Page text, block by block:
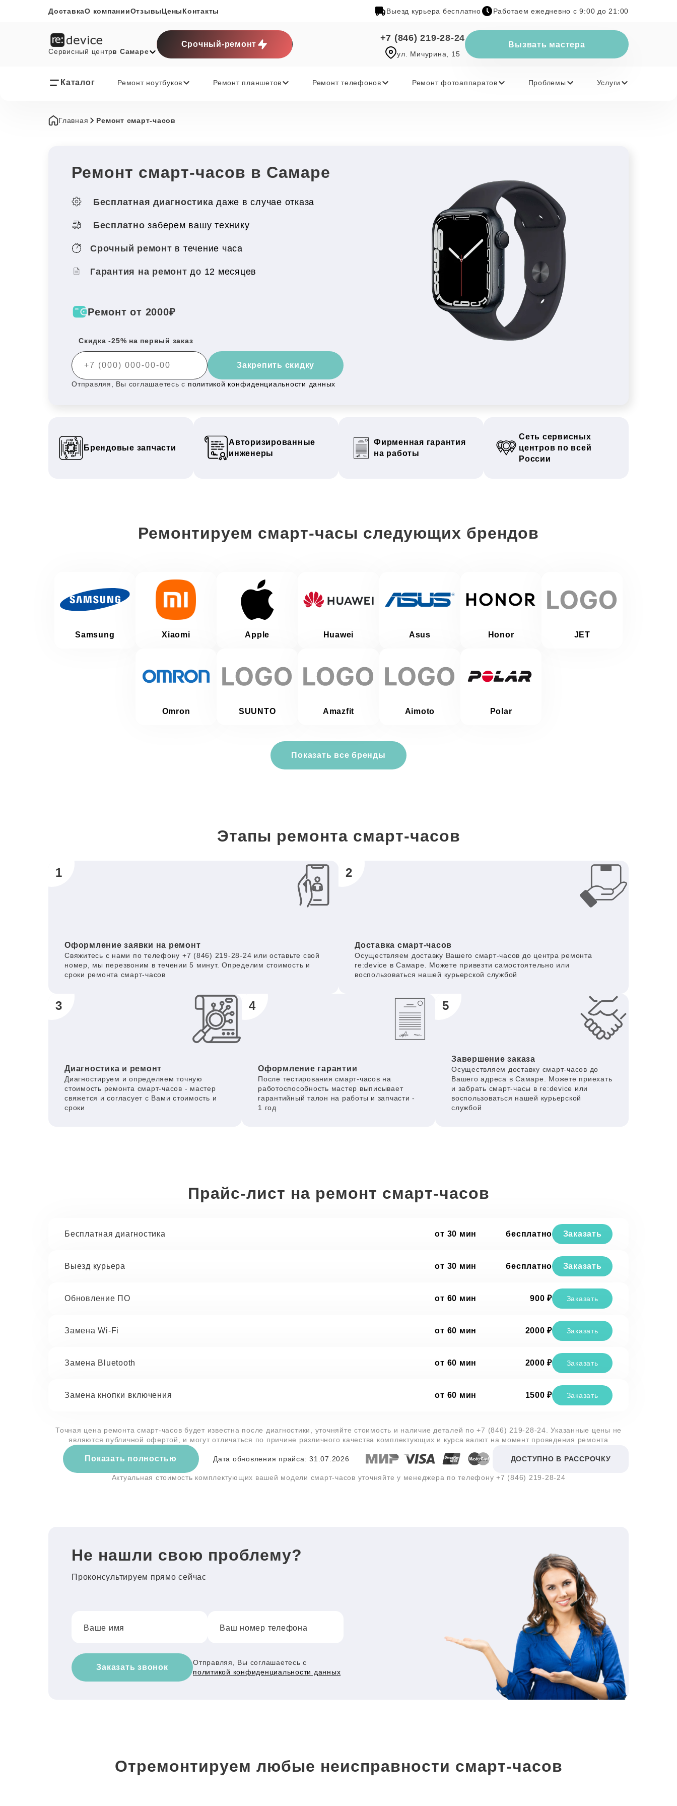
ДоставкаО компанииОтзывыЦеныКонтакты Выезд курьера бесплатно Работаем ежедневно с 9:00 до 21:00
Сервисный центрв Самаре
Срочный-ремонт
+7 (846) 219-28-24
ул. Мичурина, 15
Вызвать мастера
Каталог Ремонт ноутбуков Ремонт планшетов Ремонт телефонов Ремонт фотоаппаратов Проблемы Услуги
Главная Ремонт смарт-часов
Ремонт смарт-часов в Самаре
Бесплатная диагностика даже в случае отказа
Бесплатно заберем вашу технику
Срочный ремонт в течение часа
Гарантия на ремонтдо 12 месяцев
Ремонт от 2000₽
Скидка -25% на первый заказ
Закрепить скидку
Отправляя, Вы соглашаетесь с политикой конфиденциальности данных
Брендовые запчасти
Авторизированные
инженеры
Фирменная гарантия
на работы
Сеть сервисных
центров по всей
России
Ремонтируем смарт-часы следующих брендов
Samsung Xiaomi Apple Huawei Asus Honor JET
Omron SUUNTO Amazfit Aimoto Polar
Показать все бренды
Этапы ремонта смарт-часов
1
Оформление заявки на ремонт
Свяжитесь с нами по телефону +7 (846) 219-28-24 или оставьте свой
номер, мы перезвоним в течении 5 минут. Определим стоимость и
сроки ремонта смарт-часов
2
Доставка смарт-часов
Осуществляем доставку Вашего смарт-часов до центра ремонта
re:device в Самаре. Можете привезти самостоятельно или
воспользоваться нашей курьерской службой
3
Диагностика и ремонт
Диагностируем и определяем точную
стоимость ремонта смарт-часов - мастер
свяжется и согласует с Вами стоимость и
сроки
4
Оформление гарантии
После тестирования смарт-часов на
работоспособность мастер выписывает
гарантийный талон на работы и запчасти -
1 год
5
Завершение заказа
Осуществляем доставку смарт-часов до
Вашего адреса в Самаре. Можете приехать
и забрать смарт-часы в re:device или
воспользоваться нашей курьерской
службой
Прайс-лист на ремонт смарт-часов
Бесплатная диагностика от 30 мин бесплатно Заказать
Выезд курьера от 30 мин бесплатно Заказать
Обновление ПО от 60 мин 900 ₽ Заказать
Замена Wi-Fi от 60 мин 2000 ₽ Заказать
Замена Bluetooth от 60 мин 2000 ₽ Заказать
Замена кнопки включения от 60 мин 1500 ₽ Заказать
Точная цена ремонта смарт-часов будет известна после диагностики, уточняйте стоимость и наличие деталей по+7 (846) 219-28-24 . Указанные цены не
являются публичной офертой, и могут отличаться по причине различного качества комплектующих и курса валют на момент проведения ремонта
Показать полностью Дата обновления прайса: 31.07.2026 ДОСТУПНО В РАССРОЧКУ
Актуальная стоимость комплектующих вашей модели смарт-часов уточняйте у менеджера по телефону +7 (846) 219-28-24
Не нашли свою проблему?
Проконсультируем прямо сейчас
Ваше имя Ваш номер телефона
Заказать звонок
Отправляя, Вы соглашаетесь с
политикой конфиденциальности данных
Отремонтируем любые неисправности смарт-часов